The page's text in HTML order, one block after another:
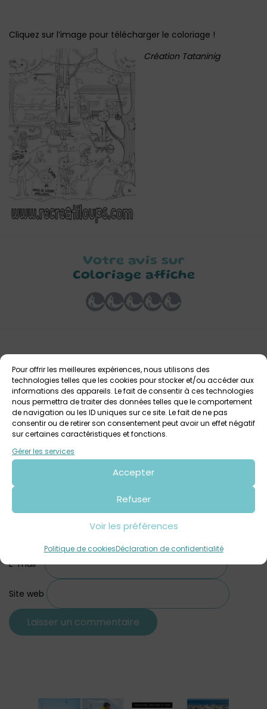
Pour offrir les meilleures expériences, nous utilisons des
technologies telles que les cookies pour stocker et/ou accéder aux
informations des appareils. Le fait de consentir à ces technologies
nous permettra de traiter des données telles que le comportement
de navigation ou les ID uniques sur ce site. Le fait de ne pas
consentir ou de retirer son consentement peut avoir un effet négatif
sur certaines caractéristiques et fonctions.
Gérer les services
Accepter
Refuser
Voir les préférences
Politique de cookiesDéclaration de confidentialité
Cliquez sur l’image pour télécharger le coloriage !
Création Tataninig
Votre avis sur
Coloriage affiche
Laisser un commentaire
Commentaire*
E-mail*
Site web